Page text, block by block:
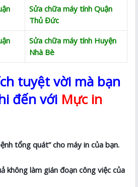
Sửa chữa máy tính Quận
Thủ Đức
Sửa chữa máy tính Huyện
Nhà Bè
tuyệt vời mà bạn
đến với Mực in
tổng quát” cho máy in của bạn.
không làm gián đoạn công việc của